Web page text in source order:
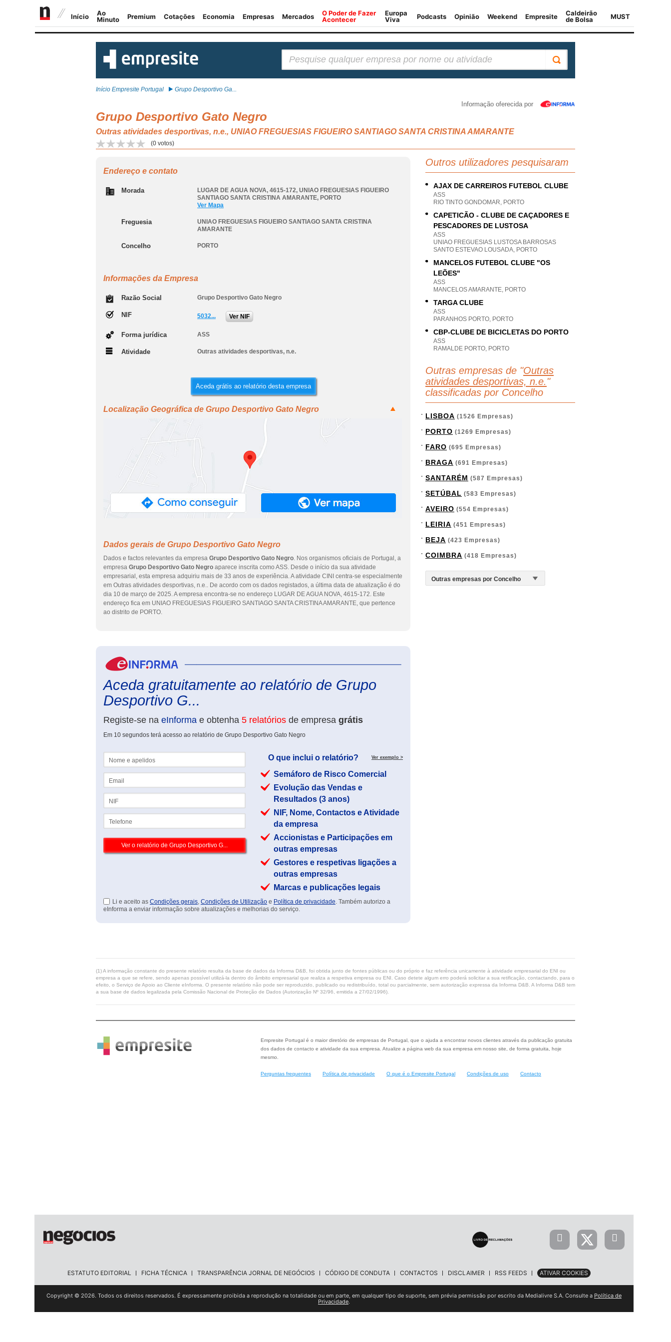
Início Empresite Portugal Grupo Desportivo Ga...
Informação oferecida por
Grupo Desportivo Gato Negro
Outras atividades desportivas, n.e., UNIAO FREGUESIAS FIGUEIRO SANTIAGO SANTA CRISTINA AMARANTE
(0 votos)
Endereço e contato
Morada LUGAR DE AGUA NOVA, 4615-172, UNIAO FREGUESIAS FIGUEIRO
SANTIAGO SANTA CRISTINA AMARANTE, PORTO
Ver Mapa
Freguesia
UNIAO FREGUESIAS FIGUEIRO SANTIAGO SANTA CRISTINA
AMARANTE
Concelho PORTO
Informações da Empresa
Razão Social Grupo Desportivo Gato Negro
NIF 5032... Ver NIF
Forma jurídica ASS
Atividade Outras atividades desportivas, n.e.
Aceda grátis ao relatório desta empresa
Localização Geográfica de Grupo Desportivo Gato Negro
Dados gerais de Grupo Desportivo Gato Negro
Dados e factos relevantes da empresa Grupo Desportivo Gato Negro. Nos organismos oficiais de Portugal, a
empresa Grupo Desportivo Gato Negro aparece inscrita como ASS. Desde o início da sua atividade
empresarial, esta empresa adquiriu mais de 33 anos de experiência. A atividade CINI centra-se especialmente
em Outras atividades desportivas, n.e.. De acordo com os dados registados, a última data de atualização é do
dia 10 de março de 2025. A empresa encontra-se no endereço LUGAR DE AGUA NOVA, 4615-172. Este
endereço fica em UNIAO FREGUESIAS FIGUEIRO SANTIAGO SANTA CRISTINA AMARANTE, que pertence
ao distrito de PORTO.
Aceda gratuitamente ao relatório de Grupo
Desportivo G...
Registe-se na eInforma e obtenha 5 relatórios de empresa grátis
Em 10 segundos terá acesso ao relatório de Grupo Desportivo Gato Negro
O que inclui o relatório? Ver exemplo >
Semáforo de Risco Comercial
Evolução das Vendas e
Resultados (3 anos)
NIF, Nome, Contactos e Atividade
da empresa
Accionistas e Participações em
outras empresas
Gestores e respetivas ligações a
outras empresas
Marcas e publicações legais
Li e aceito as Condições gerais, Condições de Utilização e Política de privacidade. Também autorizo a
eInforma a enviar informação sobre atualizações e melhorias do serviço.
Outros utilizadores pesquisaram
AJAX DE CARREIROS FUTEBOL CLUBE
ASS
RIO TINTO GONDOMAR, PORTO
CAPETICÃO - CLUBE DE CAÇADORES E
PESCADORES DE LUSTOSA
ASS
UNIAO FREGUESIAS LUSTOSA BARROSAS
SANTO ESTEVAO LOUSADA, PORTO
MANCELOS FUTEBOL CLUBE "OS
LEÕES"
ASS
MANCELOS AMARANTE, PORTO
TARGA CLUBE
ASS
PARANHOS PORTO, PORTO
CBP-CLUBE DE BICICLETAS DO PORTO
ASS
RAMALDE PORTO, PORTO
Outras empresas de "Outras
atividades desportivas, n.e. "
classificadas por Concelho
LISBOA (1526 Empresas)
PORTO (1269 Empresas)
FARO (695 Empresas)
BRAGA (691 Empresas)
SANTARÉM (587 Empresas)
SETÚBAL (583 Empresas)
AVEIRO (554 Empresas)
LEIRIA (451 Empresas)
BEJA (423 Empresas)
COIMBRA (418 Empresas)
(1) A informação constante do presente relatório resulta da base de dados da Informa D&B, foi obtida junto de fontes públicas ou do próprio e faz referência unicamente à atividade empresarial do ENI ou
empresa a que se refere, sendo apenas possível utilizá-la dentro do âmbito empresarial que realiza a respetiva empresa ou ENI. Caso detete algum erro poderá solicitar a sua retificação, contactando, para o
efeito, o Serviço de Apoio ao Cliente eInforma. O presente relatório não pode ser reproduzido, publicado ou redistribuído, total ou parcialmente, sem autorização expressa da Informa D&B. A Informa D&B tem
a sua base de dados legalizada pela Comissão Nacional de Proteção de Dados (Autorização Nº 32/96, emitida a 27/02/1996).
Empresite Portugal é o maior diretório de empresas de Portugal, que o ajuda a encontrar novos clientes através da publicação gratuita
dos dados de contacto e atividade da sua empresa. Atualize a página web da sua empresa em nosso site, de forma gratuita, hoje
mesmo.
Perguntas frequentes Política de privacidade O que é o Empresite Portugal Condições de uso Contacto